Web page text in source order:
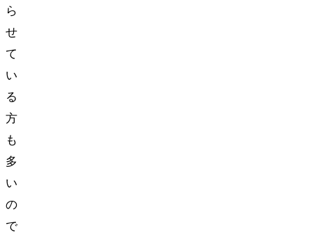
ら
せ
て
い
る
方
も
多
い
の
で